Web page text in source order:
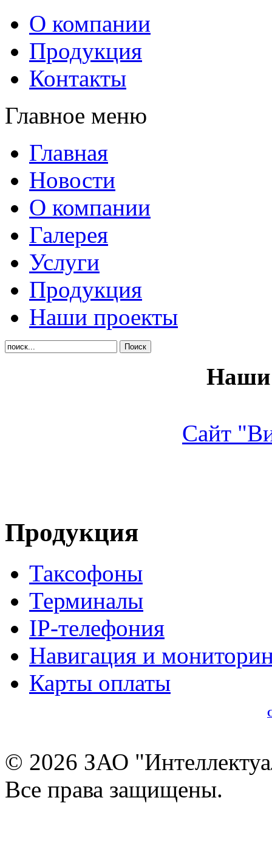
О компании
Продукция
Контакты
Главное меню
Главная
Новости
О компании
Галерея
Услуги
Продукция
Наши проекты
Наши
Сайт
Продукция
Таксофоны
Терминалы
IP-телефония
Навигация и
Карты оплаты
© 2026 ЗАО
Все права защищены.